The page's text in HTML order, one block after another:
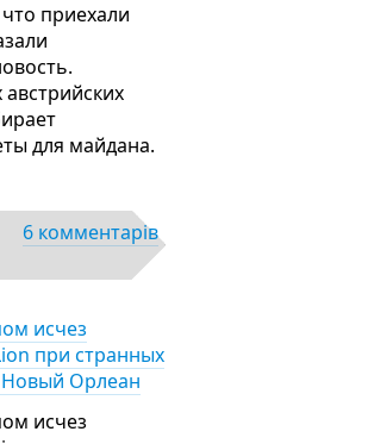
приехали
для майдана.
6 комментарів
исчез
при странных
Новый Орлеан
исчез